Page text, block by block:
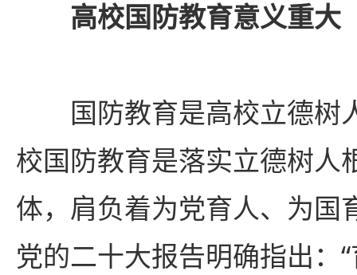
高校国防教育意义重大
国防教育是高校立德树
校国防教育是落实立德树人
体，肩负着为党育人、为国
党的二十大报告明确指出：